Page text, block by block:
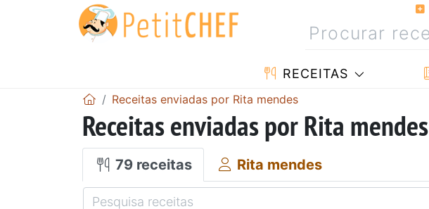
RECEITAS
Receitas enviadas por Rita mendes
Receitas enviadas por Rita mendes
79 receitas Rita mendes